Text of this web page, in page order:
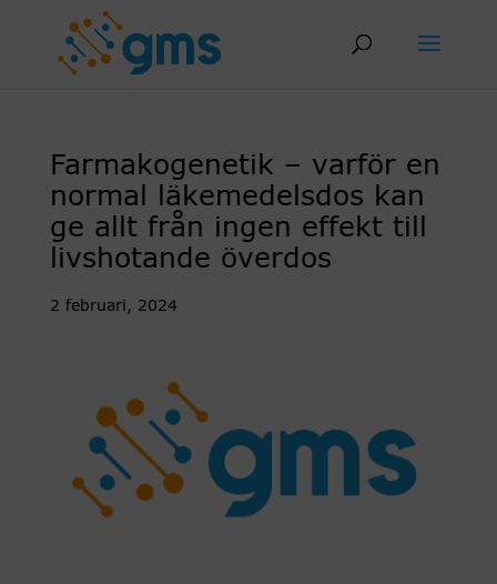
Farmakogenetik – varför en
normal läkemedelsdos kan
ge allt från ingen effekt till
livshotande överdos
2 februari, 2024